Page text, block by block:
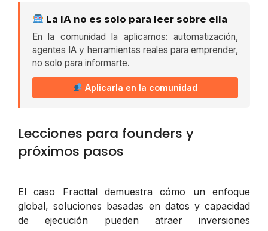
La IA no es solo para leer sobre ella
En la comunidad la aplicamos: automatización,
agentes IA y herramientas reales para emprender,
no solo para informarte.
Aplicarla en la comunidad
Lecciones para founders y
próximos pasos
El caso Fracttal demuestra cómo un enfoque
global, soluciones basadas en datos y capacidad
de ejecución pueden atraer inversiones